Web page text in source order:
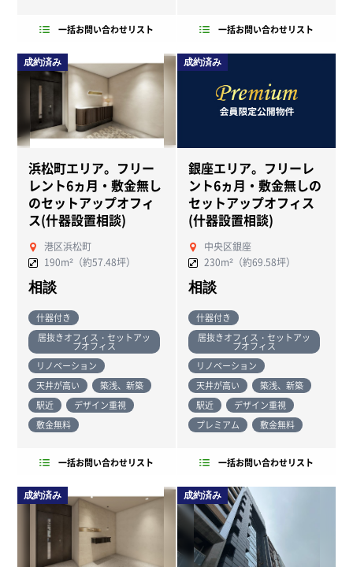
一括お問い合わせリスト 一括お問い合わせリスト
成約済み
浜松町エリア。フリー
レント6ヵ月・敷金無し
のセットアップオフィ
ス(什器設置相談)
港区浜松町
190m²（約57.48坪）
相談
什器付き
居抜きオフィス・セットアッ
プオフィス
リノベーション
天井が高い
築浅、新築
駅近
デザイン重視
敷金無料
一括お問い合わせリスト
成約済み
銀座エリア。フリーレ
ント6ヵ月・敷金無しの
セットアップオフィス
(什器設置相談)
中央区銀座
230m²（約69.58坪）
相談
什器付き
居抜きオフィス・セットアッ
プオフィス
リノベーション
天井が高い
築浅、新築
駅近
デザイン重視
プレミアム
敷金無料
一括お問い合わせリスト
成約済み 成約済み